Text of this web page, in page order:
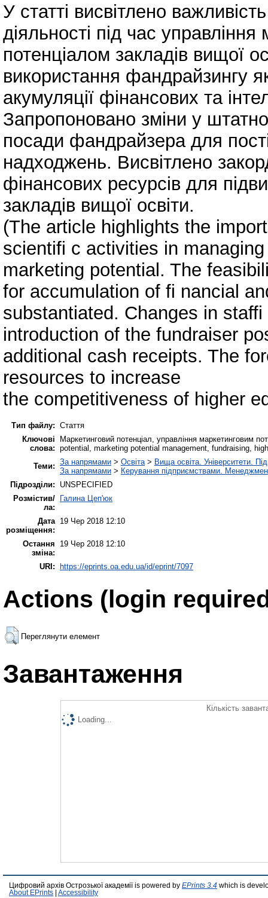
У статті висвітлено
діяльності під час
потенціалом закладів вищої
використання фандрайзингу
акумуляції фінансових та
Запропоновано зміни у
посади фандрайзера для
надходжень. Висвітлено
фінансових ресурсів для
закладів вищої освіти.
(The article highlights the
scientifi c activities in
marketing potential. The
for accumulation of fi nancial
substantiated. Changes in
introduction of the fundraiser
additional cash receipts. The
resources to increase
the competitiveness of higher
Тип файлу: Стаття
Ключові
слова:
Маркетинговий потенціал, управління маркетинговим
potential, marketing potential management, fundraising,
Теми: За напрямами > Освіта > Вища освіта. Університети.
За напрямами > Керування підприємствами.
Підрозділи:
UNSPECIFIED
Розмістив/
ла:
Галина Цеп'юк
Дата
розміщення:
19 Чер 2018 12:10
Остання
зміна:
19 Чер 2018 12:10
URI: https://eprints.oa.edu.ua/id/eprint/7097
Actions (login
Переглянути елемент
Завантаження
Кількість
Loading...
Цифровий архів Острозької академії is powered by EPrints 3.4 which is
About EPrints
Accessibility